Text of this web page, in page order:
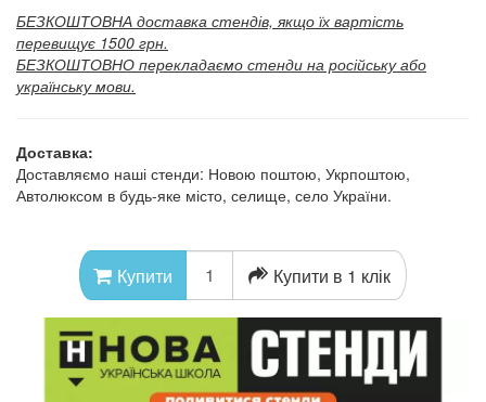
БЕЗКОШТОВНА доставка стендів, якщо їх вартість
перевищує 1500 грн.
БЕЗКОШТОВНО перекладаємо стенди на російську або
українську мови.
Доставка:
Доставляємо наші стенди: Новою поштою, Укрпоштою,
Автолюксом в будь-яке місто, селище, село України.
Купити Купити в 1 клік